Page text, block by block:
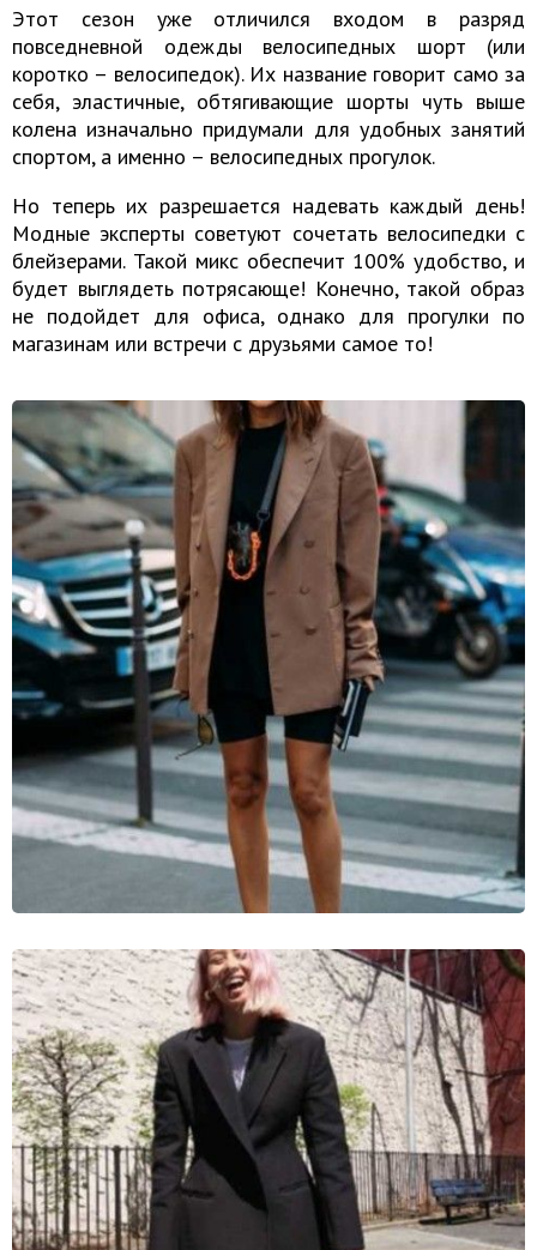
Этот сезон уже отличился входом в разряд
повседневной одежды велосипедных шорт (или
коротко – велосипедок). Их название говорит само за
себя, эластичные, обтягивающие шорты чуть выше
колена изначально придумали для удобных занятий
спортом, а именно – велосипедных прогулок.
Но теперь их разрешается надевать каждый день!
Модные эксперты советуют сочетать велосипедки с
блейзерами. Такой микс обеспечит 100% удобство, и
будет выглядеть потрясающе! Конечно, такой образ
не подойдет для офиса, однако для прогулки по
магазинам или встречи с друзьями самое то!